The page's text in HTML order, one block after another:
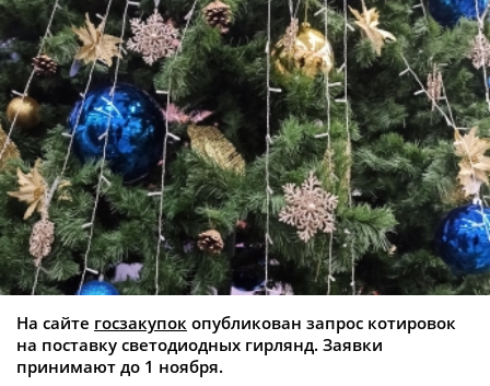
На сайте госзакупок опубликован запрос котировок
на поставку светодиодных гирлянд. Заявки
принимают до 1 ноября.